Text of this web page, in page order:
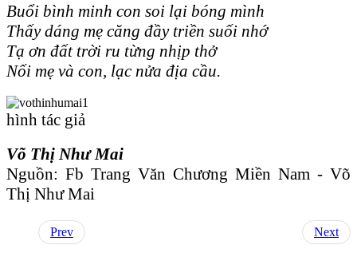
Buổi bình minh con soi lại bóng mình
Thấy dáng mẹ căng đầy triền suối nhớ
Tạ ơn đất trời ru từng nhịp thở
Nối mẹ và con, lạc nửa địa cầu.
hình tác giả
Võ Thị Như Mai
Nguồn: Fb Trang Văn Chương Miền Nam - Võ
Thị Như Mai
Prev Next